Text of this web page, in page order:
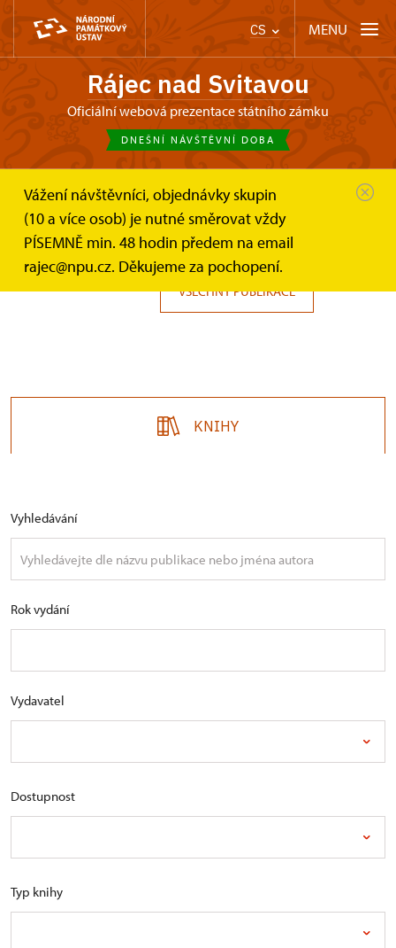
CS MENU
Rájec nad Svitavou
Oficiální webová prezentace státního zámku
DNEŠNÍ NÁVŠTĚVNÍ DOBA
Vážení návštěvníci, objednávky skupin
(10 a více osob) je nutné směrovat vždy
PÍSEMNĚ min. 48 hodin předem na email
rajec@npu.cz. Děkujeme za pochopení.
Zámek Rájec nad Svitavou Publikace
E-shop
VŠECHNY PUBLIKACE
KNIHY
Vyhledávání
Rok vydání
Vydavatel
Dostupnost
Typ knihy